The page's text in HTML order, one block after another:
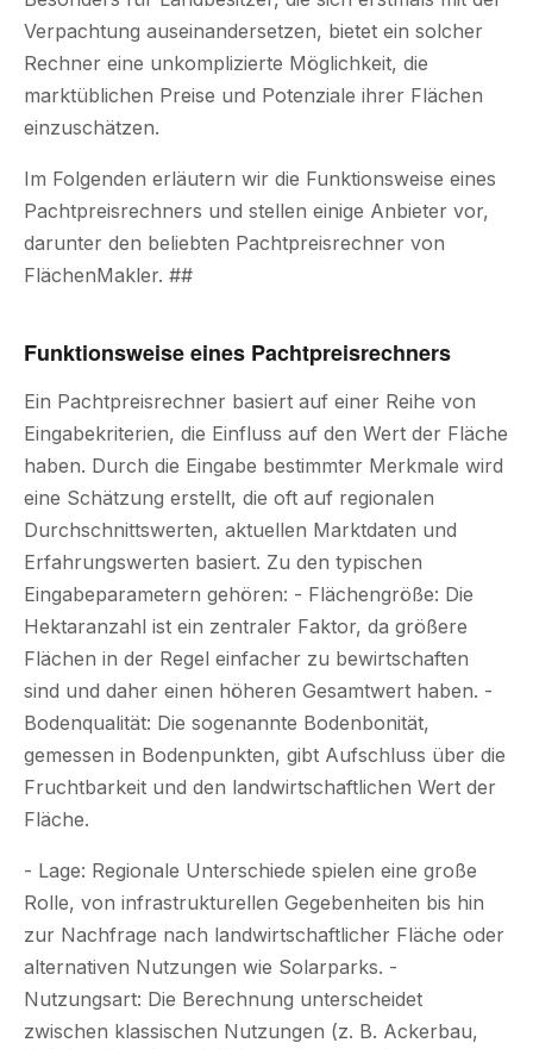
Verpachtung auseinandersetzen, bietet ein solcher
Rechner eine unkomplizierte Möglichkeit, die
marktüblichen Preise und Potenziale ihrer Flächen
einzuschätzen.
Im Folgenden erläutern wir die Funktionsweise eines
Pachtpreisrechners und stellen einige Anbieter vor,
darunter den beliebten Pachtpreisrechner von
FlächenMakler. ##
Funktionsweise eines Pachtpreisrechners
Ein Pachtpreisrechner basiert auf einer Reihe von
Eingabekriterien, die Einfluss auf den Wert der Fläche
haben. Durch die Eingabe bestimmter Merkmale wird
eine Schätzung erstellt, die oft auf regionalen
Durchschnittswerten, aktuellen Marktdaten und
Erfahrungswerten basiert. Zu den typischen
Eingabeparametern gehören: - Flächengröße: Die
Hektaranzahl ist ein zentraler Faktor, da größere
Flächen in der Regel einfacher zu bewirtschaften
sind und daher einen höheren Gesamtwert haben. -
Bodenqualität: Die sogenannte Bodenbonität,
gemessen in Bodenpunkten, gibt Aufschluss über die
Fruchtbarkeit und den landwirtschaftlichen Wert der
Fläche.
- Lage: Regionale Unterschiede spielen eine große
Rolle, von infrastrukturellen Gegebenheiten bis hin
zur Nachfrage nach landwirtschaftlicher Fläche oder
alternativen Nutzungen wie Solarparks. -
Nutzungsart: Die Berechnung unterscheidet
zwischen klassischen Nutzungen (z. B. Ackerbau,